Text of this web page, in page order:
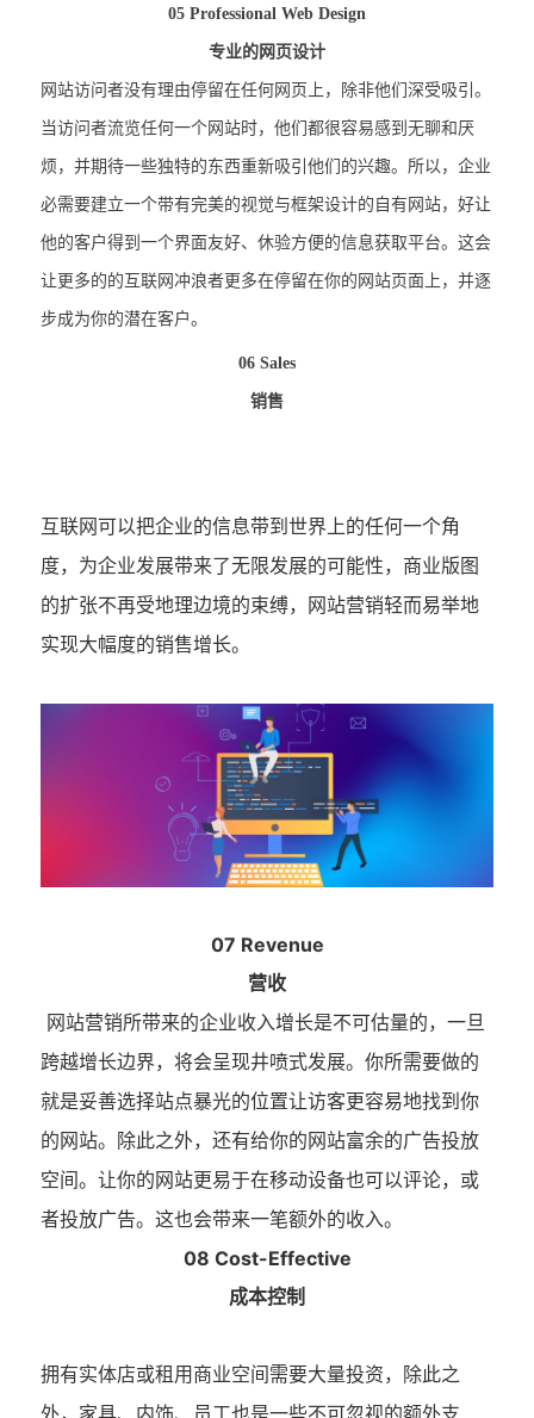
05 Professional Web Design
专业的网页设计
网站访问者没有理由停留在任何网页上，除非他们深受吸引。
当访问者流览任何一个网站时，他们都很容易感到无聊和厌
烦，并期待一些独特的东西重新吸引他们的兴趣。所以，企业
必需要建立一个带有完美的视觉与框架设计的自有网站，好让
他的客户得到一个界面友好、休验方便的信息获取平台。这会
让更多的的互联网冲浪者更多在停留在你的网站页面上，并逐
步成为你的潜在客户。
06 Sales
销售
互联网可以把企业的信息带到世界上的任何一个角
度，为企业发展带来了无限发展的可能性，商业版图
的扩张不再受地理边境的束缚，网站营销轻而易举地
实现大幅度的销售增长。
07 Revenue
营收
网站营销所带来的企业收入增长是不可估量的，一旦
跨越增长边界，将会呈现井喷式发展。你所需要做的
就是妥善选择站点暴光的位置让访客更容易地找到你
的网站。除此之外，还有给你的网站富余的广告投放
空间。让你的网站更易于在移动设备也可以评论，或
者投放广告。这也会带来一笔额外的收入。
08 Cost-Effective
成本控制
拥有实体店或租用商业空间需要大量投资，除此之